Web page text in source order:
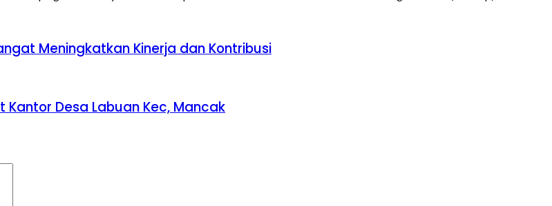
Meningkatkan Kinerja dan Kontribusi
Kantor Desa Labuan Kec, Mancak